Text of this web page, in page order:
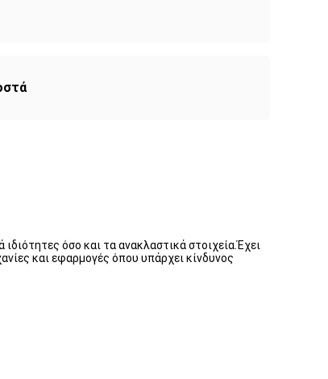
όσο και τα ανακλαστικά στοιχεία.Έχει
και εφαρμογές όπου υπάρχει κίνδυνος